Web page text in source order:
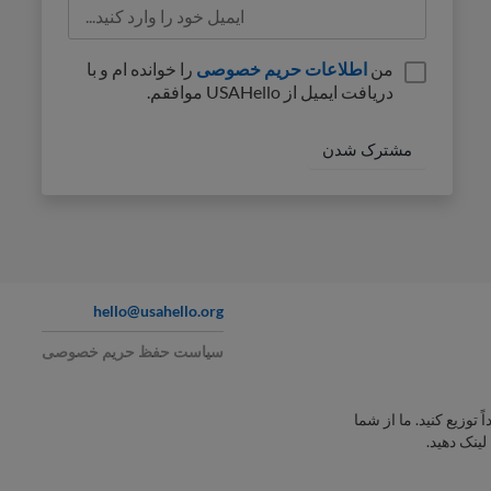
من اطلاعات حریم خصوصی را خوانده ام و با
دریافت ایمیل از USAHello موافقم.
hello@usahello.org
سیاست حفظ حریم خصوصی
توزیع کنید. ما از شما
دهید.